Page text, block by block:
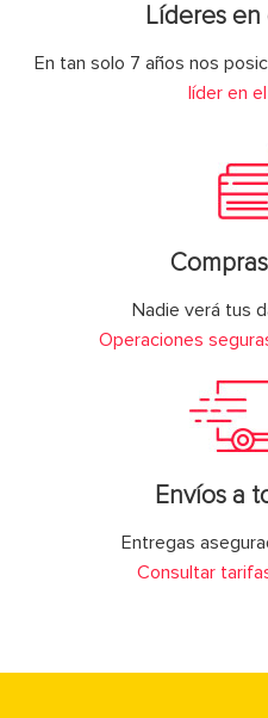
Líderes
En tan solo 7 años nos
líder en
Nadie verá tus
Operaciones
Envíos a
Entregas
Consultar